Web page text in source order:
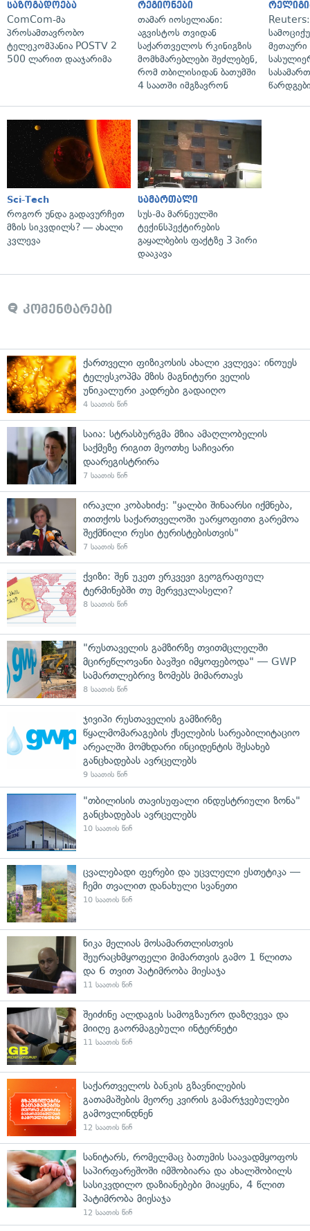
საზოგადოება
ComCom-მა
პროსამთავრობო
ტელეკომპანია POSTV 2
500 ლარით დააჯარიმა
რეგიონები
თამარ იოსელიანი:
აგვისტოს თვიდან
საქართველოს რკინიგზის
მომხმარებლები შეძლებენ,
რომ თბილისიდან ბათუმში
4 საათში იმგზავრონ
მეთაური
Sci-Tech
როგორ უნდა გადავურჩეთ
მზის სიკვდილს? — ახალი
კვლევა
სამართალი
სუს-მა მარნეულში
ტექინსპექტირების
გაყალბების ფაქტზე 3 პირი
დააკავა
კომენტარები
ქართველი ფიზიკოსის ახალი კვლევა: ინოუეს
ტელესკოპმა მზის მაგნიტური ველის
უნიკალური კადრები გადაიღო
4 საათის წინ
საია: სტრასბურგმა მზია ამაღლობელის
საქმეზე რიგით მეოთხე საჩივარი
დაარეგისტრირა
7 საათის წინ
ირაკლი კობახიძე: "ყალბი შინაარსი იქმნება,
თითქოს საქართველოში უარყოფითი გარემოა
შექმნილი რუსი ტურისტებისთვის"
7 საათის წინ
ქვიზი: შენ უკეთ ერკვევი გეოგრაფიულ
ტერმინებში თუ მერვეკლასელი?
8 საათის წინ
"რუსთაველის გამზირზე თვითმცლელში
მცირეწლოვანი ბავშვი იმყოფებოდა" — GWP
სამართლებრივ ზომებს მიმართავს
8 საათის წინ
ჯივიპი რუსთაველის გამზირზე
წყალმომარაგების ქსელების სარეაბილიტაციო
არეალში მომხდარი ინციდენტის შესახებ
განცხადებას ავრცელებს
9 საათის წინ
"თბილისის თავისუფალი ინდუსტრიული ზონა"
განცხადებას ავრცელებს
10 საათის წინ
ცვალებადი ფერები და უცვლელი ესთეტიკა —
ჩემი თვალით დანახული სვანეთი
10 საათის წინ
ნიკა მელიას მოსამართლისთვის
შეურაცხმყოფელი მიმართვის გამო 1 წლითა
და 6 თვით პატიმრობა მიესაჯა
11 საათის წინ
შეიძინე ალდაგის სამოგზაურო დაზღვევა და
მიიღე გაორმაგებული ინტერნეტი
11 საათის წინ
საქართველოს ბანკის გზავნილების
გათამაშების მეორე კვირის გამარჯვებულები
გამოვლინდნენ
12 საათის წინ
სანიტარს, რომელმაც ბათუმის საავადმყოფოს
საპირფარეშოში იმშობიარა და ახალშობილს
სასიკვდილო დაზიანებები მიაყენა, 4 წლით
პატიმრობა მიესაჯა
12 საათის წინ